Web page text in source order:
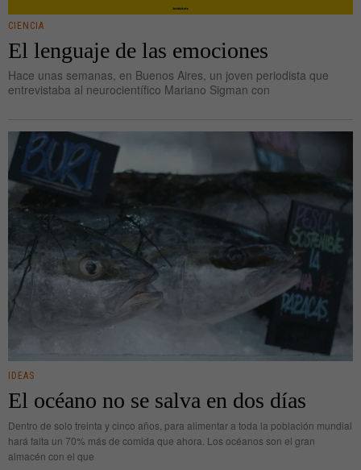
CIENCIA
El lenguaje de las emociones
Hace unas semanas, en Buenos Aires, un joven periodista que
entrevistaba al neurocientífico Mariano Sigman con
IDEAS
El océano no se salva en dos días
Dentro de solo treinta y cinco años, para alimentar a toda la población mundial
hará falta un 70% más de comida que ahora. Los océanos son el gran
almacén con el que